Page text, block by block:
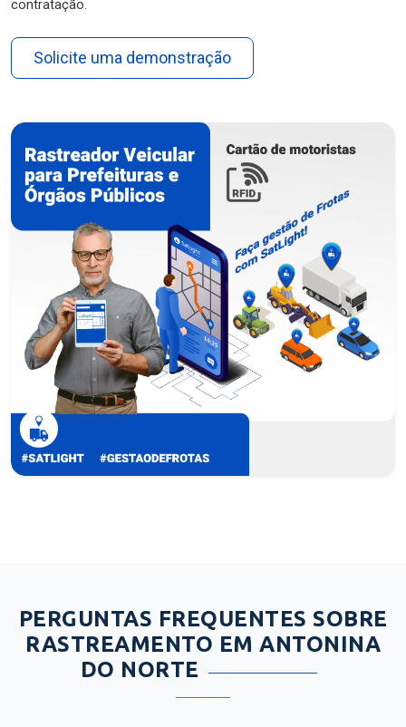
contratação.
Solicite uma demonstração
PERGUNTAS FREQUENTES SOBRE
RASTREAMENTO EM ANTONINA
DO NORTE